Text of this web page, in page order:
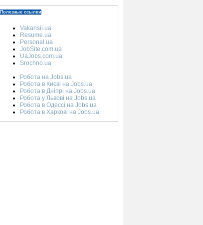
Полезные ссылки
Vakansii.ua
Resume.ua
Personal.ua
JobSite.com.ua
UaJobs.com.ua
Srochno.ua
Робота на Jobs.ua
Робота в Києві на Jobs.ua
Робота в Дніпрі на Jobs.ua
Робота у Львові на Jobs.ua
Робота в Одессі на Jobs.ua
Робота в Харкові на Jobs.ua